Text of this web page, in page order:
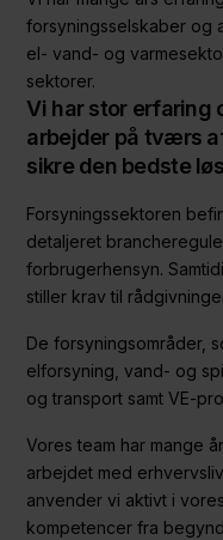
forsyningsselskaber og
el- vand- og
sektorer.
Vi har stor erfaring
arbejder på tværs
sikre den bedste
Forsyningssektoren
detaljeret
forbrugerhensyn.
stiller krav til
De forsyningsområder,
elforsyning, vand- og
og transport samt VE-
Vores team har mange
arbejdet med
anvender vi aktivt i
kompetencer fra